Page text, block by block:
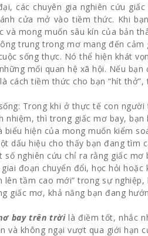
các chuyên gia nghiên cứu
cửa mở vào tiềm thức. Khi
và mong muốn sâu kín của bản
trung trong mơ mang đến cảm
sống thực. Nó thể hiện khát
mối quan hệ xã hội. Nếu
cách tiềm thức cho bạn “hít
Trong khi ở thực tế con
nhiệm, thì trong giấc mơ bay,
hiện của mong muốn kiểm
dấu hiệu cho thấy bạn đang tìm
số nghiên cứu chỉ ra rằng giấc
đoạn chuyển đổi, học hỏi hoặc
tầm cao mới” trong sự nghiệp,
giấc mơ, khả năng bạn đang
bay trên trờilà điềm tốt, nhắc
và không ngại vượt qua giới hạn